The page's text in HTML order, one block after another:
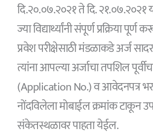
दि.२०.०७.२०२१ ते दि. २१.०७.२०२१
ज्या विद्यार्थ्यांनी संपूर्ण प्रक्रिया
प्रवेश परीक्षेसाठी मंडळाकडे अर्ज
त्यांना आपल्या अर्जाचा तपशिल
(Application No.) व आवेदनपत्र
नोंदविलेला मोबाईल क्रमांक टाकून
संकेतस्थळावर पाहता येईल.